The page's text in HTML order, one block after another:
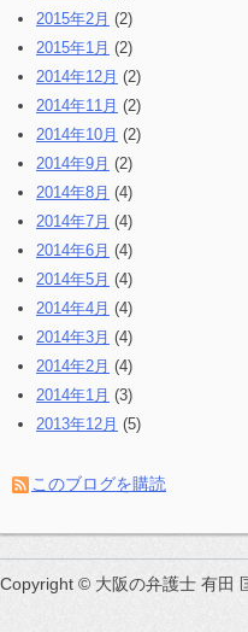
2015年2月 (2)
2015年1月 (2)
2014年12月 (2)
2014年11月 (2)
2014年10月 (2)
2014年9月 (2)
2014年8月 (4)
2014年7月 (4)
2014年6月 (4)
2014年5月 (4)
2014年4月 (4)
2014年3月 (4)
2014年2月 (4)
2014年1月 (3)
2013年12月 (5)
このブログを購読
Copyright © 大阪の弁護士 有田